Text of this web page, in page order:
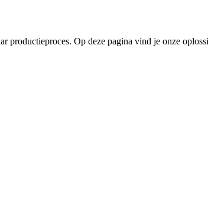
productieproces. Op deze pagina vind je onze